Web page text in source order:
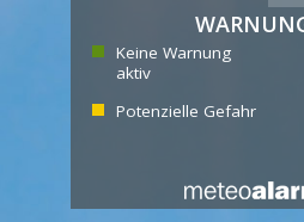
Keine Warnung
aktiv
Potenzielle Gefahr